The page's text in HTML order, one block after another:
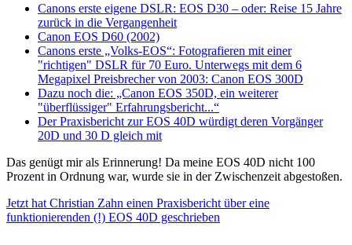
Canons erste eigene DSLR: EOS D30 – oder: Reise 15 Jahre
zurück in die Vergangenheit
Canon EOS D60 (2002)
Canons erste „Volks-EOS“: Fotografieren mit einer
"richtigen" DSLR für 70 Euro. Unterwegs mit dem 6
Megapixel Preisbrecher von 2003: Canon EOS 300D
Dazu noch die: „Canon EOS 350D, ein weiterer
"überflüssiger" Erfahrungsbericht...“
Der Praxisbericht zur EOS 40D würdigt deren Vorgänger
20D und 30 D gleich mit
Das genügt mir als Erinnerung! Da meine EOS 40D nicht 100
Prozent in Ordnung war, wurde sie in der Zwischenzeit abgestoßen.
Jetzt hat Christian Zahn einen Praxisbericht über eine
funktionierenden (!) EOS 40D geschrieben